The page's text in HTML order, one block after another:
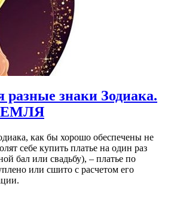
разные знаки Зодиака.
как бы хорошо обеспечены не
себе купить платье на один раз
бал или свадьбу), – платье по
или сшито с расчетом его